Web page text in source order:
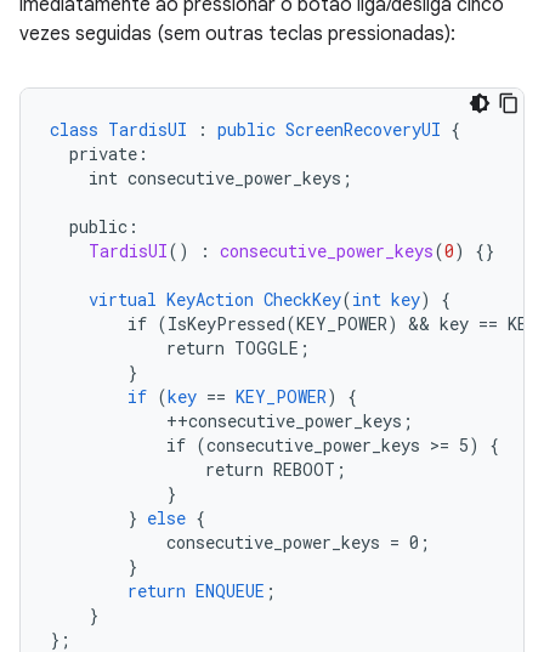
imediatamente ao pressionar o botão liga/desliga cinco
vezes seguidas (sem outras teclas pressionadas):
class TardisUI : public ScreenRecoveryUI {
private :
int consecutive_power_keys ;
public :
TardisUI() : consecutive_power_keys(0) {}
virtual KeyAction CheckKey(int key)
{
if (IsKeyPressed(KEY_POWER) && key ==
return TOGGLE ;
}
if (key == KEY_POWER)
{
++consecutive_power_keys ;
if (consecutive_power_keys >= 5)
{
return REBOOT ;
}
} else {
consecutive_power_keys = 0 ;
}
return ENQUEUE ;
}
} ;